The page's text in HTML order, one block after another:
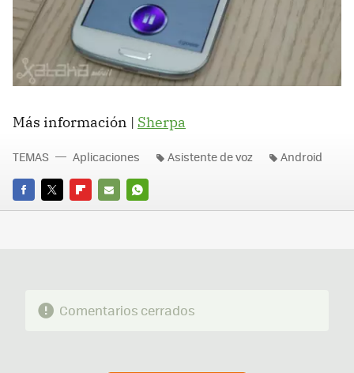
Más información | Sherpa
FACEBOOK
TWITTERFLIPBOARD
E-
WHATSAPP
TEMAS Aplicaciones Asistente de voz Android
Comentarios cerrados